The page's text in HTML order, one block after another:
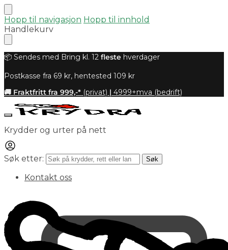
Hopp til navigasjon Hopp til innhold
Handlekurv
📦 Sendes med Bring kl. 12 fleste hverdager
Postkasse fra 69 kr, hentested 109 kr
🚚 Fraktfritt fra 999,-* (privat) | 4999+mva (bedrift)
Krydder og urter på nett
Søk etter: Søk
Kontakt oss